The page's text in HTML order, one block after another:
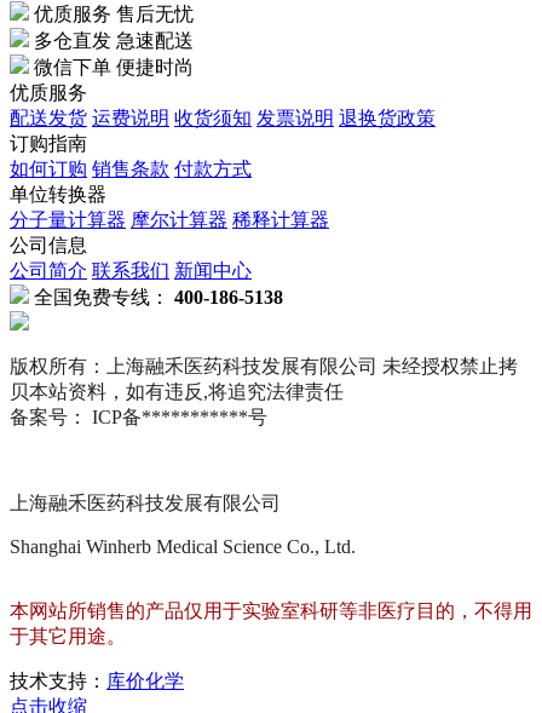
优质服务 售后无忧
多仓直发 急速配送
微信下单 便捷时尚
优质服务
配送发货 运费说明 收货须知 发票说明 退换货政策
订购指南
如何订购 销售条款 付款方式
单位转换器
分子量计算器 摩尔计算器 稀释计算器
公司信息
公司简介 联系我们 新闻中心
全国免费专线： 400-186-5138
版权所有：上海融禾医药科技发展有限公司 未经授权禁止拷
贝本站资料，如有违反,将追究法律责任
备案号： ICP备***********号
上海融禾医药科技发展有限公司
Shanghai Winherb Medical Science Co., Ltd.
本网站所销售的产品仅用于实验室科研等非医疗目的，不得用
于其它用途。
技术支持： 库价化学
点击收缩